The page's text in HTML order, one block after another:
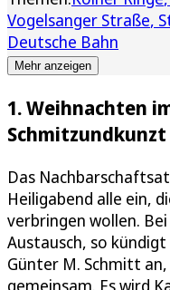
Vogelsanger Straße
Deutsche Bahn
Mehr anzeigen
1. Weihnachten
Schmitzundkunzt
Das
Heiligabend alle ein,
verbringen wollen.
Austausch, so
Günter M. Schmitt
gemeinsam. Es wird